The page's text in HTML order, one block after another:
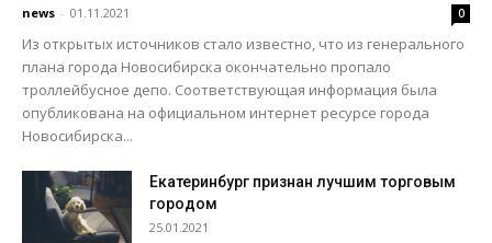
news - 01.11.2021 0
Из открытых источников стало известно, что из генерального
плана города Новосибирска окончательно пропало
троллейбусное депо. Соответствующая информация была
опубликована на официальном интернет ресурсе города
Новосибирска...
Екатеринбург признан лучшим торговым
городом
25.01.2021